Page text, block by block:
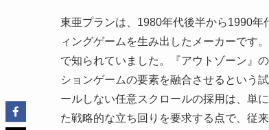
東亜プランは、1980年代後半から1990
ィングゲームを生み出したメーカーです
で知られていました。『アウトゾーン』
ションゲームの要素を融合させるという
ールしない任意スクロールの採用は、単
た戦略的な立ち回りを要求する点で、従